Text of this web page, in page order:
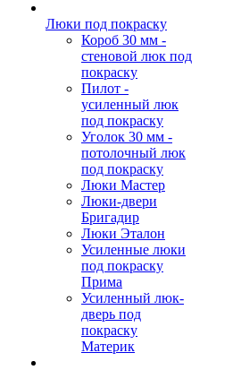
Люки под покраску
Короб 30 мм -
стеновой люк под
покраску
Пилот -
усиленный люк
под покраску
Уголок 30 мм -
потолочный люк
под покраску
Люки Мастер
Люки-двери
Бригадир
Люки Эталон
Усиленные люки
под покраску
Прима
Усиленный люк-
дверь под
покраску
Материк